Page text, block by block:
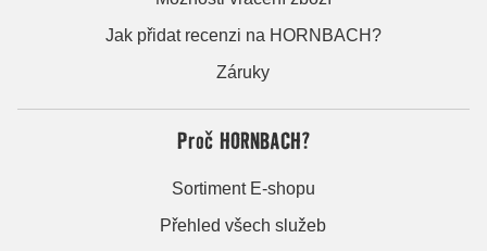
Jak přidat recenzi na HORNBACH?
Záruky
Proč HORNBACH?
Sortiment E-shopu
Přehled všech služeb